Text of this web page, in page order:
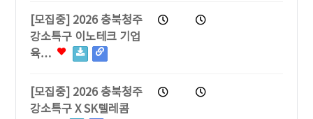
[모집중] 2026 충북청주
강소특구 이노테크 기업
육…
[모집중] 2026 충북청주
강소특구 X SK텔레콤